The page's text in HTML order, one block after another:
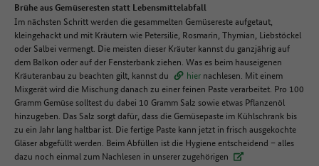
Brühe aus Gemüseresten statt Lebensmittelabfall
Im nächsten Schritt werden die gesammelten Gemüsereste aufgetaut,
kleingehackt und mit Kräutern wie Petersilie, Rosmarin, Thymian, Liebstöckel
oder Salbei vermengt. Die meisten dieser Kräuter kannst du ganzjährig auf
dem Balkon oder auf der Fensterbank ziehen. Was es beim hauseigenen
Kräuteranbau zu beachten gilt, kannst du
hier nachlesen. Mit einem
Mixgerät wird die Mischung danach zu einer feinen Paste verarbeitet. Pro 100
Gramm Gemüse solltest du dabei 10 Gramm Salz sowie etwas Pflanzenöl
hinzugeben. Das Salz sorgt dafür, dass die Gemüsepaste im Kühlschrank bis
zu ein Jahr lang haltbar ist. Die fertige Paste kann jetzt in frisch ausgekochte
Gläser abgefüllt werden. Beim Abfüllen ist die Hygiene entscheidend – alles
dazu noch einmal zum Nachlesen in unserer zugehörigen